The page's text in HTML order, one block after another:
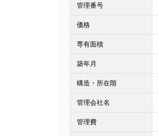
管理番号
価格
専有面積
築年月
構造・所在階
管理会社名
管理費